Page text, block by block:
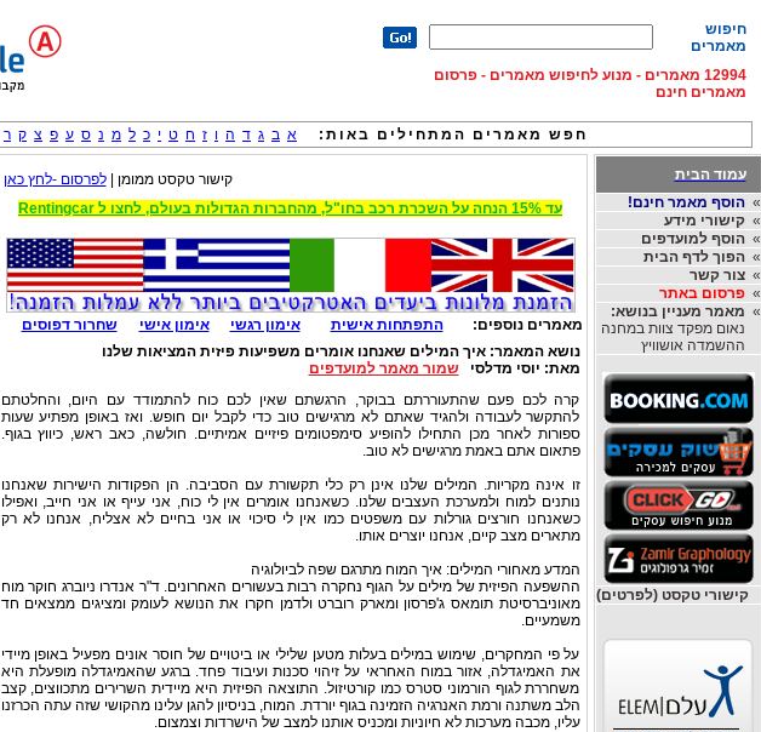
חיפוש
מאמרים
12994 מאמרים - מנוע לחיפוש מאמרים - פרסום
מאמרים חינם
חפש מאמרים המתחילים באות: א ב ג ד ה ו ז ח ט י כ ל מ נ ס ע פ צ ק ר
עמוד הבית
»הוסף מאמר חינם!
»קישורי מידע
»הוסף למועדפים
»הפוך לדף הבית
»צור קשר
»פרסום באתר
» מאמר מעניין בנושא:
נאום מפקד צוות במחנה
ההשמדה אושוויץ
קישורי טקסט (לפרטים)
קישור טקסט ממומן |לפרסום -לחץ כאן
עד 15% הנחה על השכרת רכב בחו"ל, מהחברות הגדולות בעולם, לחצו ל Rentingcar
מאמרים נוספים: התפתחות אישית אימון רגשי אימון אישי
שחרור דפוסים
נושא המאמר:איך המילים שאנחנו אומרים משפיעות פיזית המציאות שלנו
מאת: יוסי מדלסישמור מאמר למועדפים
קרה לכם פעם שהתעוררתם בבוקר, הרגשתם שאין לכם כוח להתמודד עם היום, והחלטתם
להתקשר לעבודה ולהגיד שאתם לא מרגישים טוב כדי לקבל יום חופש. ואז באופן מפתיע שעות
ספורות לאחר מכן התחילו להופיע סימפטומים פיזיים אמיתיים. חולשה, כאב ראש, כיווץ בגוף.
פתאום אתם באמת מרגישים לא טוב.
זו אינה מקריות. המילים שלנו אינן רק כלי תקשורת עם הסביבה. הן הפקודות הישירות שאנחנו
נותנים למוח ולמערכת העצבים שלנו. כשאנחנו אומרים אין לי כוח, אני עייף או אני חייב, ואפילו
כשאנחנו חורצים גורלות עם משפטים כמו אין לי סיכוי או אני בחיים לא אצליח, אנחנו לא רק
מתארים מצב קיים, אנחנו יוצרים אותו.
המדע מאחורי המילים: איך המוח מתרגם שפה לביולוגיה
ההשפעה הפיזית של מילים על הגוף נחקרה רבות בעשורים האחרונים. ד"ר אנדרו ניוברג חוקר מוח
מאוניברסיטת תומאס ג'פרסון ומארק רוברט ולדמן חקרו את הנושא לעומק ומציגים ממצאים חד
משמעיים.
על פי המחקרים, שימוש במילים בעלות מטען שלילי או ביטויים של חוסר אונים מפעיל באופן מיידי
את האמיגדלה, אזור במוח האחראי על זיהוי סכנות ועיבוד פחד. ברגע שהאמיגדלה מופעלת היא
משחררת לגוף הורמוני סטרס כמו קורטיזול. התוצאה הפיזית היא מיידית השרירים מתכווצים, קצב
הלב משתנה ורמת האנרגיה הזמינה בגוף יורדת. המוח, בניסיון להגן עלינו מהקושי שזה עתה הכרזנו
עליו, מכבה מערכות לא חיוניות ומכניס אותנו למצב של הישרדות וצמצום.